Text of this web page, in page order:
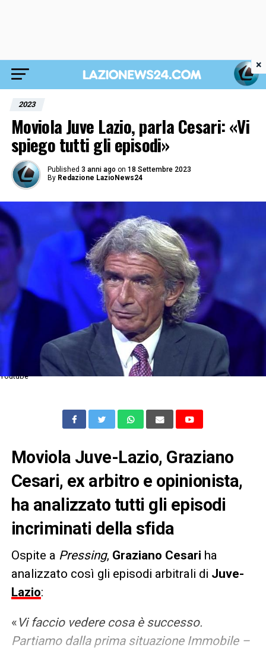
2023
Moviola Juve Lazio, parla Cesari: «Vi
spiego tutti gli episodi»
Published 3 anni ago on 18 Settembre 2023
By Redazione LazioNews24
Youtube
Moviola Juve-Lazio, Graziano
Cesari, ex arbitro e opinionista,
ha analizzato tutti gli episodi
incriminati della sfida
Ospite a Pressing, Graziano Cesari ha
analizzato così gli episodi arbitrali di Juve-
Lazio:
« Vi faccio vedere cosa è successo.
Partiamo dalla prima situazione Immobile –
×